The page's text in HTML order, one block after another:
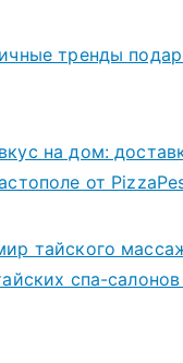
тренды
на дом:
от
тайского
спа-